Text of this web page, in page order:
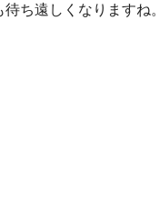
ち遠しくなりますね。